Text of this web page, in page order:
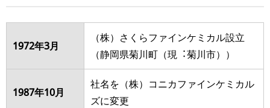
1972年3月
（株）さくらファインケミカル設⽴
（静岡県菊川町（現︓菊川市））
1987年10月
社名を（株）コニカファインケミカル
ズに変更